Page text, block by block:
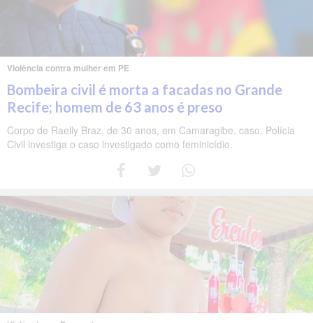
Violência contra mulher em PE
Bombeira civil é morta a facadas no Grande
Recife; homem de 63 anos é preso
Corpo de Raelly Braz, de 30 anos, em Camaragibe. caso. Polícia
Civil investiga o caso investigado como feminicídio.